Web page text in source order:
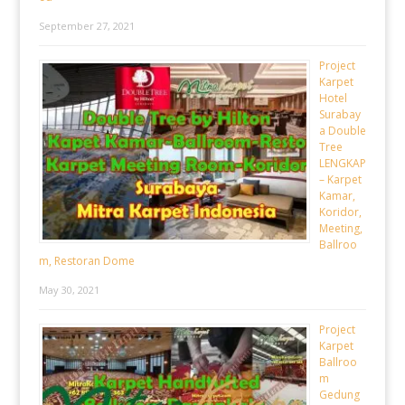
September 27, 2021
Project
Karpet
Hotel
Surabay
a Double
Tree
LENGKAP
– Karpet
Kamar,
Koridor,
Meeting,
Ballroo
m, Restoran Dome
May 30, 2021
Project
Karpet
Ballroo
m
Gedung